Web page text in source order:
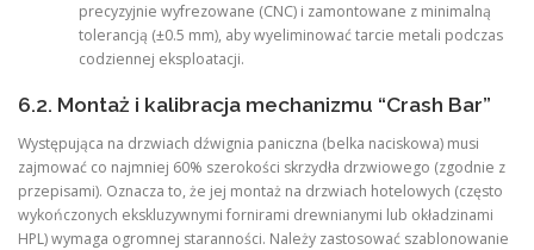
precyzyjnie wyfrezowane (CNC) i zamontowane z minimalną
tolerancją (±0.5 mm), aby wyeliminować tarcie metali podczas
codziennej eksploatacji.
6.2. Montaż i kalibracja mechanizmu “Crash Bar”
Występująca na drzwiach dźwignia paniczna (belka naciskowa) musi
zajmować co najmniej 60% szerokości skrzydła drzwiowego (zgodnie z
przepisami). Oznacza to, że jej montaż na drzwiach hotelowych (często
wykończonych ekskluzywnymi fornirami drewnianymi lub okładzinami
HPL) wymaga ogromnej staranności. Należy zastosować szablonowanie